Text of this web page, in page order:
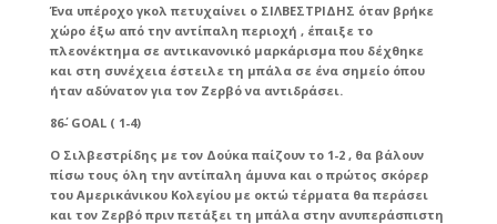
Ένα υπέροχο γκολ πετυχαίνει ο ΣΙΛΒΕΣΤΡΙΔΗΣ όταν βρήκε
χώρο έξω από την αντίπαλη περιοχή , έπαιξε το
πλεονέκτημα σε αντικανονικό μαρκάρισμα που δέχθηκε
και στη συνέχεια έστειλε τη μπάλα σε ένα σημείο όπου
ήταν αδύνατον για τον Ζερβό να αντιδράσει.
86΄- GOAL( 1-4)
Ο Σιλβεστρίδης με τον Δούκα παίζουν το 1-2 , θα βάλουν
πίσω τους όλη την αντίπαλη άμυνα και ο πρώτος σκόρερ
του Αμερικάνικου Κολεγίου με οκτώ τέρματα θα περάσει
και τον Ζερβό πριν πετάξει τη μπάλα στην ανυπεράσπιστη